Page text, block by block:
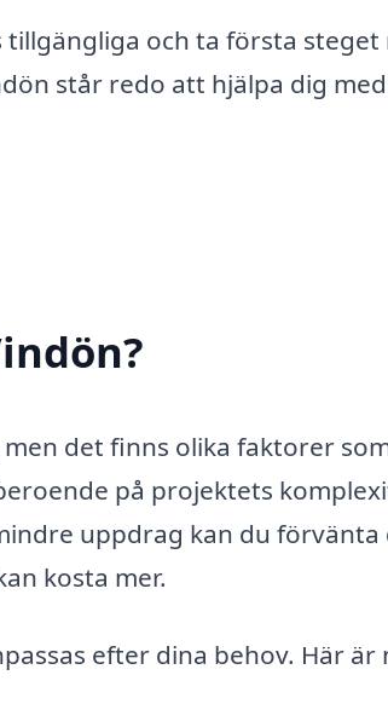
och ta första steget
står redo att hjälpa dig
det finns olika faktorer
på projektets
uppdrag kan du förvänta
kosta mer.
efter dina behov. Här är